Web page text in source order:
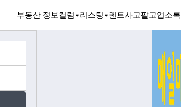
부동산 정보컬럼 리스팅 렌트사고팔고업소록